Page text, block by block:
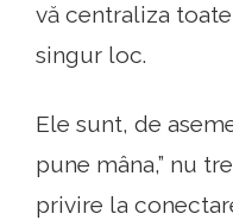
vă centraliza
singur loc.
Ele sunt, de
pune mâna,” nu
privire la